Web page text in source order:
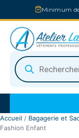
au
contenu
Minimum
Recherche
de
produits
Accueil / Bagagerie et
Fashion Enfant